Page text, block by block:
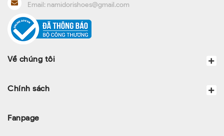
Email: namidorishoes@gmail.com
Về chúng tôi
Chính sách
Fanpage